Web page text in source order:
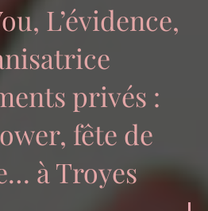
L’évidence,
privés :
fête de
à Troyes